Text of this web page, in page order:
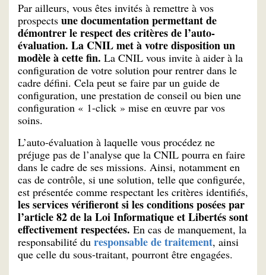
Par ailleurs, vous êtes invités à remettre à vos
prospects une documentation permettant de
démontrer le respect des critères de l’auto-
évaluation. La CNIL met à votre disposition un
modèle à cette fin. La CNIL vous invite à aider à la
configuration de votre solution pour rentrer dans le
cadre défini. Cela peut se faire par un guide de
configuration, une prestation de conseil ou bien une
configuration « 1-click » mise en œuvre par vos
soins.
L’auto-évaluation à laquelle vous procédez ne
préjuge pas de l’analyse que la CNIL pourra en faire
dans le cadre de ses missions. Ainsi, notamment en
cas de contrôle, si une solution, telle que configurée,
est présentée comme respectant les critères identifiés,
les services vérifieront si les conditions posées par
l’article 82 de la Loi Informatique et Libertés sont
effectivement respectées. En cas de manquement, la
responsabilité du responsable de traitement, ainsi
que celle du sous-traitant, pourront être engagées.